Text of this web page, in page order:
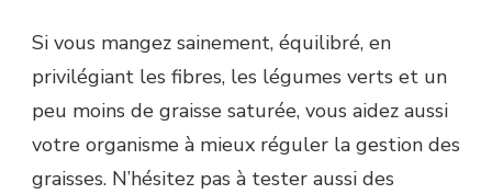
Si vous mangez sainement, équilibré, en
privilégiant les fibres, les légumes verts et un
peu moins de graisse saturée, vous aidez aussi
votre organisme à mieux réguler la gestion des
graisses. N’hésitez pas à tester aussi des